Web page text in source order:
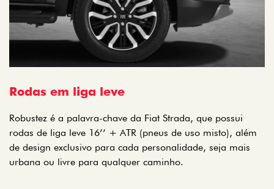
Rodas em liga leve
Robustez é a palavra-chave da Fiat Strada, que possui
rodas de liga leve 16’’ + ATR (pneus de uso misto), além
de design exclusivo para cada personalidade, seja mais
urbana ou livre para qualquer caminho.